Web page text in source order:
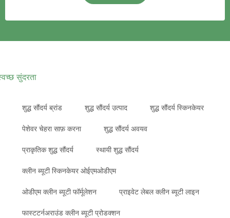
सुंदरता
शुद्ध सौंदर्य ब्रांड शुद्ध सौंदर्य उत्पाद शुद्ध सौंदर्य स्किनकेयर
पेशेवर चेहरा साफ़ करना शुद्ध सौंदर्य अवयव
प्राकृतिक शुद्ध सौंदर्य स्थायी शुद्ध सौंदर्य
क्लीन ब्यूटी स्किनकेयर ओईएमओडीएम
ओडीएम क्लीन ब्यूटी फॉर्मूलेशन प्राइवेट लेबल क्लीन ब्यूटी लाइन
फास्टटर्नअराउंड क्लीन ब्यूटी प्रोडक्शन